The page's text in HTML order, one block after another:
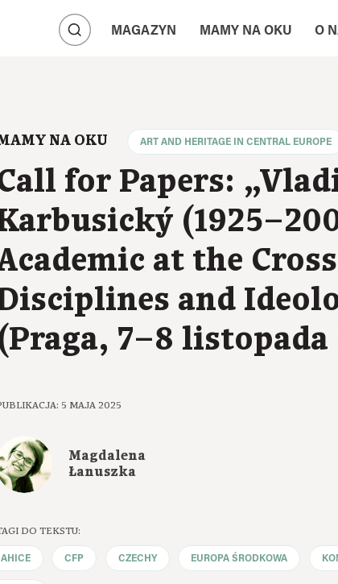
MAGAZYN MAMY NA OKU O
NA OKU ART AND HERITAGE IN CENTRAL EUROPE
for Papers:
at the
and
7–8 listopada
5 MAJA 2025
Magdalena
Łanuszka
DO TEKSTU:
AHICE CFP CZECHY EUROPA ŚRODKOWA